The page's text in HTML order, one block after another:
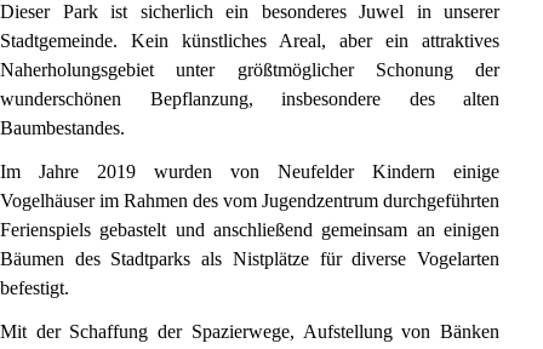
Dieser Park ist sicherlich ein besonderes Juwel in unserer
Stadtgemeinde. Kein künstliches Areal, aber ein attraktives
Naherholungsgebiet unter größtmöglicher Schonung der
wunderschönen Bepflanzung, insbesondere des alten
Baumbestandes.
Im Jahre 2019 wurden von Neufelder Kindern einige
Vogelhäuser im Rahmen des vom Jugendzentrum durchgeführten
Ferienspiels gebastelt und anschließend gemeinsam an einigen
Bäumen des Stadtparks als Nistplätze für diverse Vogelarten
befestigt.
Mit der Schaffung der Spazierwege, Aufstellung von Bänken